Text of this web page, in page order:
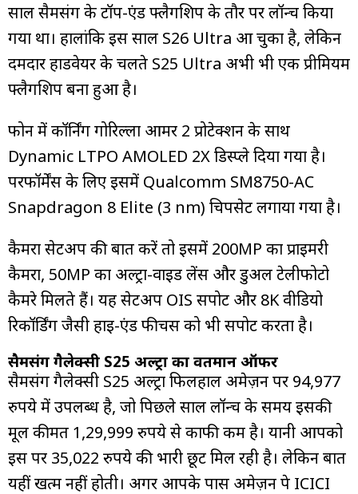
साल सैमसंग के टॉप-एंड फ्लैगशिप के तौर पर लॉन्च किया
गया था। हालांकि इस साल S26 Ultra आ चुका है, लेकिन
दमदार हार्डवेयर के चलते S25 Ultra अभी भी एक प्रीमियम
फ्लैगशिप बना हुआ है।
फोन में कॉर्निंग गोरिल्ला आर्मर 2 प्रोटेक्शन के साथ
Dynamic LTPO AMOLED 2X डिस्प्ले दिया गया है।
परफॉर्मेंस के लिए इसमें Qualcomm SM8750-AC
Snapdragon 8 Elite (3 nm) चिपसेट लगाया गया है।
कैमरा सेटअप की बात करें तो इसमें 200MP का प्राइमरी
कैमरा, 50MP का अल्ट्रा-वाइड लेंस और डुअल टेलीफोटो
कैमरे मिलते हैं। यह सेटअप OIS सपोर्ट और 8K वीडियो
रिकॉर्डिंग जैसी हाई-एंड फीचर्स को भी सपोर्ट करता है।
सैमसंग गैलेक्सी S25 अल्ट्रा का वर्तमान ऑफर
सैमसंग गैलेक्सी S25 अल्ट्रा फिलहाल अमेज़न पर 94,977
रुपये में उपलब्ध है, जो पिछले साल लॉन्च के समय इसकी
मूल कीमत 1,29,999 रुपये से काफी कम है। यानी आपको
इस पर 35,022 रुपये की भारी छूट मिल रही है। लेकिन बात
यहीं खत्म नहीं होती। अगर आपके पास अमेज़न पे ICICI